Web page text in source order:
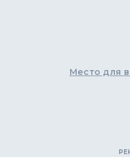
Место для